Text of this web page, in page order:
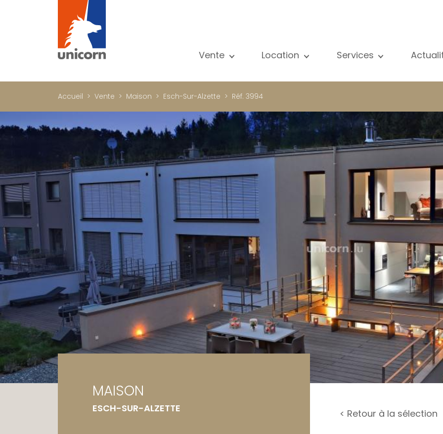
Vente
Projets neufs
Propriétés de luxe
International
Immeuble de rapport
Bureau
Commerce
Garage / Parking
Terrain
Location
Propriétés de luxe
International
Bureau
Commerce
Services
Recherche
Accès privé
Gérance
Accueil Vente Maison Esch-Sur-Alzette Réf. 3994
MAISON
ESCH-SUR-ALZETTE < Retour à la sélection